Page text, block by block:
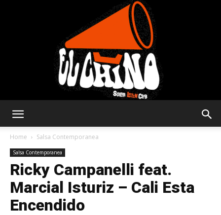
Latin
Home Salsa Contemporanea
Salsa Contemporanea
Ricky Campanelli feat.
Marcial Isturiz – Cali Esta
Encendido